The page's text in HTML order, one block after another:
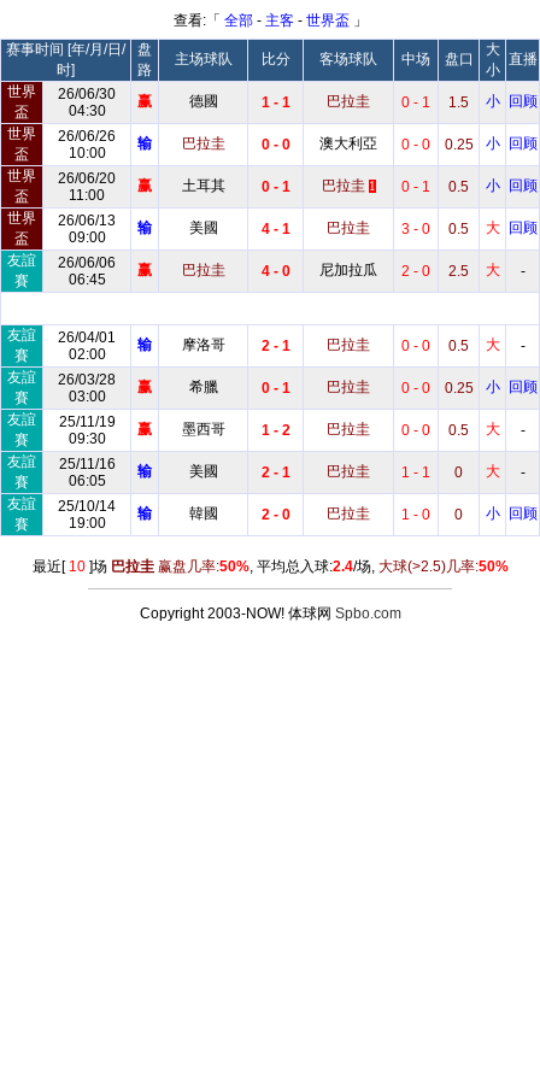
查看:「 全部- 主客- 世界盃 」
赛事时间 [年/月/日/
时]
盘
路
主场球队 比分 客场球队 中场 盘口
大
小
直播
世界
盃
26/06/30
04:30
赢 德國 1 - 1 巴拉圭 0 - 1 1.5 小
回顾
世界
盃
26/06/26
10:00
输 巴拉圭 0 - 0 澳大利亞 0 - 0 0.25 小
回顾
世界
盃
26/06/20
11:00
赢 土耳其 0 - 1 巴拉圭 1 0 - 1 0.5 小
回顾
世界
盃
26/06/13
09:00
输 美國 4 - 1 巴拉圭 3 - 0 0.5 大
回顾
友誼
賽
26/06/06
06:45
赢 巴拉圭 4 - 0 尼加拉瓜 2 - 0 2.5 大 -
友誼
賽
26/04/01
02:00
输 摩洛哥 2 - 1 巴拉圭 0 - 0 0.5 大
-
友誼
賽
26/03/28
03:00
赢 希臘 0 - 1 巴拉圭 0 - 0 0.25 小
回顾
友誼
賽
25/11/19
09:30
赢 墨西哥 1 - 2 巴拉圭 0 - 0 0.5 大
-
友誼
賽
25/11/16
06:05
输 美國 2 - 1 巴拉圭 1 - 1 0 大
-
友誼
賽
25/10/14
19:00
输 韓國 2 - 0 巴拉圭 1 - 0 0 小 回顾
最近[ 10]场 巴拉圭赢盘几率:50%, 平均总入球:2.4/场, 大球(>2.5)几率:50%
Copyright 2003-NOW! 体球网 Spbo.com